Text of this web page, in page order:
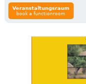
Veranstaltungsraum
book a functionroom